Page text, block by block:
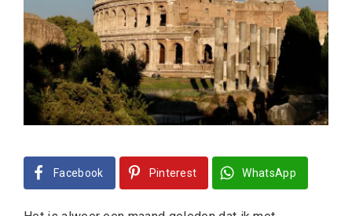
Facebook Pinterest WhatsApp